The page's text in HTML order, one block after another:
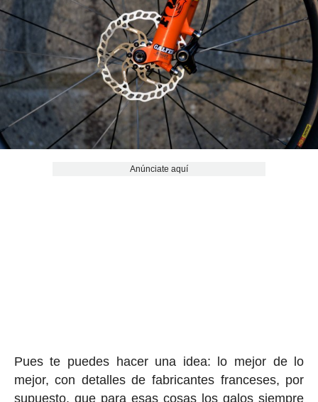
Anúnciate aquí
Pues te puedes hacer una idea: lo mejor de lo
mejor, con detalles de fabricantes franceses, por
supuesto, que para esas cosas los galos siempre